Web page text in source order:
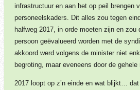
infrastructuur en aan het op peil brengen
personeelskaders. Dit alles zou tegen
halfweg 2017, in orde moeten zijn en zou
persoon geëvalueerd worden met de
akkoord werd volgens de minister niet
begroting, maar eveneens door de gehele
2017 loopt op z’n einde en wat blijkt…